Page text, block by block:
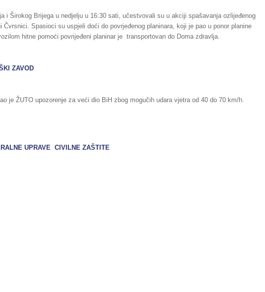
i Širokog Brijega u nedjelju u 16:30 sati, učestvovali su u akciji spašavanja ozlijeđenog
Spasioci su uspjeli doći do povrjeđenog planinara, koji je pao u ponor planine
hitne pomoći povrijeđeni planinar je transportovan do Doma zdravlja.
ZAVOD
je ŽUTO upozorenje za veći dio BiH zbog mogučih udara vjetra od 40 do 70 km/h.
UPRAVE CIVILNE ZAŠTITE